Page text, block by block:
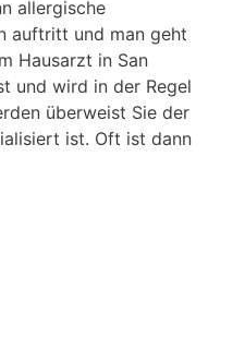
allergische
auftritt und man geht
Hausarzt in San
und wird in der Regel
überweist Sie der
ist. Oft ist dann